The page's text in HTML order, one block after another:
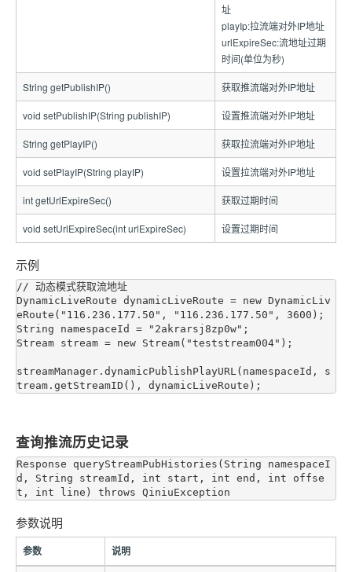
址
playIp:拉流端对外IP地址
urlExpireSec:流地址过期
时间(单位为秒)
String getPublishIP() 获取推流端对外IP地址
void setPublishIP(String publishIP) 设置推流端对外IP地址
String getPlayIP() 获取拉流端对外IP地址
void setPlayIP(String playIP) 设置拉流端对外IP地址
int getUrlExpireSec() 获取过期时间
void setUrlExpireSec(int urlExpireSec) 设置过期时间
示例
// 动态模式获取流地址
DynamicLiveRoute dynamicLiveRoute = new DynamicLiv
eRoute("116.236.177.50", "116.236.177.50", 3600);
String namespaceId = "2akrarsj8zp0w";
Stream stream = new Stream("teststream004");
streamManager.dynamicPublishPlayURL(namespaceId, s
查询推流历史记录
Response queryStreamPubHistories(String namespaceI
d, String streamId, int start, int end, int offse
参数说明
参数 说明